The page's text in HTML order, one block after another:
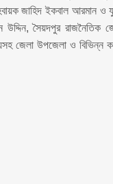
জাহিদ ইকবাল আরমান ও
সৈয়দপুর রাজনৈতিক
জেলা উপজেলা ও বিভিন্ন